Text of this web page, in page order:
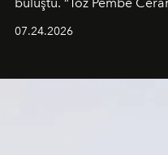
unsurlarından biri olarak
07.24.2026